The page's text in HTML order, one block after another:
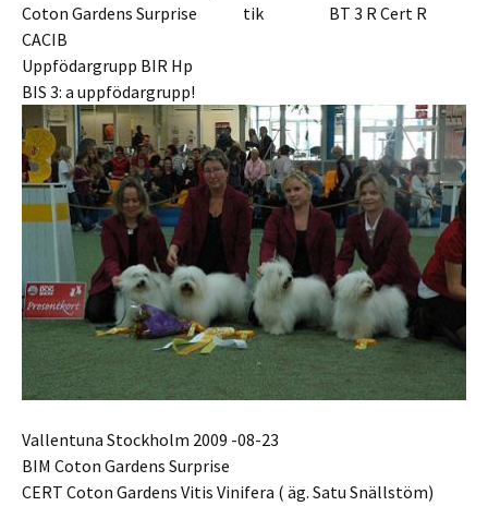
Coton Gardens Surprise tik BT 3 R Cert R
CACIB
Uppfödargrupp BIR Hp
BIS 3: a uppfödargrupp!
Vallentuna Stockholm 2009 -08-23
BIM Coton Gardens Surprise
CERT Coton Gardens Vitis Vinifera ( äg. Satu Snällstöm)